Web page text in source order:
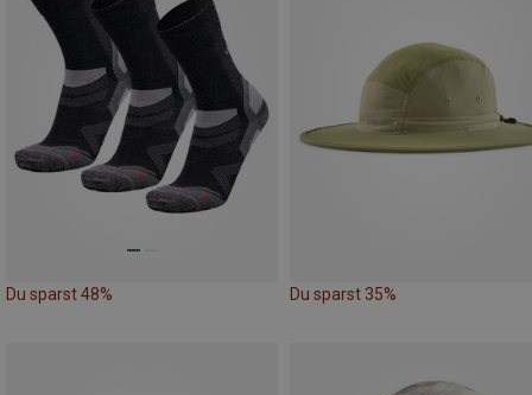
Du sparst 48% Du sparst 35%